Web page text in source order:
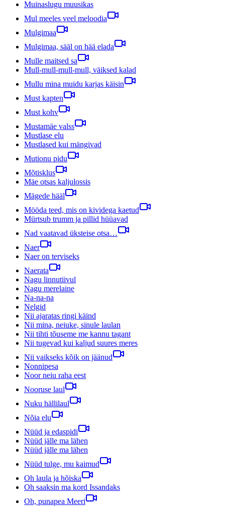
Muinaslugu muusikas
Mul meeles veel meloodia
Mulgimaa
Mulgimaa, sääl on hää elada
Mulle maitsed sa
Mull-mull-mull-mull, väiksed kalad
Mullu mina muidu karjas käisin
Must kapten
Must kohv
Mustamäe valss
Mustlase elu
Mustlased kui mängivad
Mutionu pidu
Mõtisklus
Mäe otsas kaljulossis
Mägede hääl
Mööda teed, mis on kividega kaetud
Mürtsub trumm ja pillid hüüavad
Nad vaatavad üksteise otsa…
Naer
Naer on terviseks
Naerata
Nagu linnutiivul
Nagu merelaine
Na-na-na
Nelgid
Nii ajaratas ringi käind
Nii mina, neiuke, sinule laulan
Nii tihti tõuseme me kannu tagant
Nii tugevad kui kaljud suures meres
Nii vaikseks kõik on jäänud
Nonnipesa
Noor neiu raha eest
Nooruse laul
Nuku hällilaul
Nõia elu
Nüüd ja edaspidi
Nüüd jälle ma lähen
Nüüd jälle ma lähen
Nüüd tulge, mu kaimud
Oh laula ja hõiska
Oh saaksin ma kord Issandaks
Oh, punapea Meeri